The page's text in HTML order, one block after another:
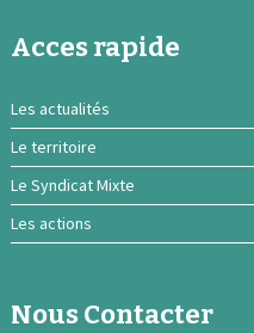
Acces rapide
Les actualités
Le territoire
Le Syndicat Mixte
Les actions
Nous Contacter